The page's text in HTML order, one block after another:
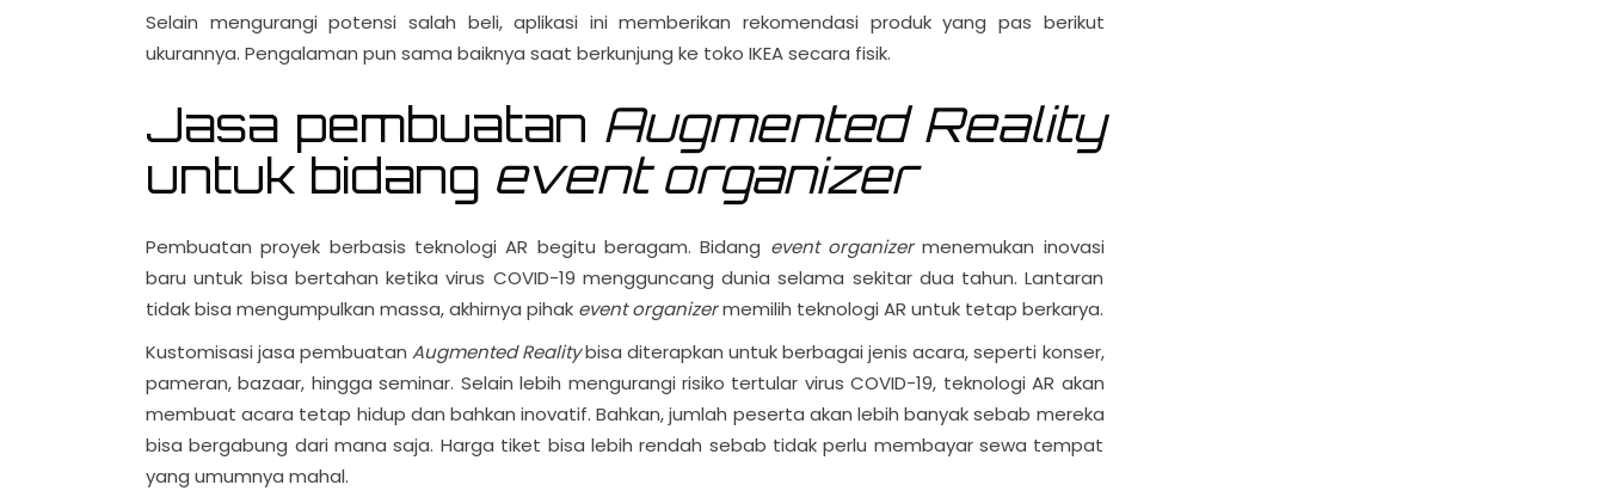
Selain mengurangi potensi salah beli, aplikasi ini memberikan rekomendasi produk yang pas berikut
ukurannya. Pengalaman pun sama baiknya saat berkunjung ke toko IKEA secara fisik.
Jasa pembuatan Augmented Reality
untuk bidang event organizer
Pembuatan proyek berbasis teknologi AR begitu beragam. Bidang event organizermenemukan inovasi
baru untuk bisa bertahan ketika virus COVID-19 mengguncang dunia selama sekitar dua tahun. Lantaran
tidak bisa mengumpulkan massa, akhirnya pihak event organizermemilih teknologi AR untuk tetap berkarya.
Kustomisasi jasa pembuatanAugmented Realitybisa diterapkan untuk berbagai jenis acara, seperti konser,
pameran, bazaar, hingga seminar. Selain lebih mengurangi risiko tertular virus COVID-19, teknologi AR akan
membuat acara tetap hidup dan bahkan inovatif. Bahkan, jumlah peserta akan lebih banyak sebab mereka
bisa bergabung dari mana saja. Harga tiket bisa lebih rendah sebab tidak perlu membayar sewa tempat
yang umumnya mahal.